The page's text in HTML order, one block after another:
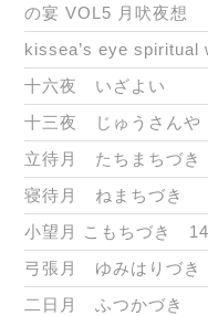
の宴 VOL5 月吠夜想
kissea’s eye spiritual
十六夜 いざよい
十三夜 じゅうさんや
立待月 たちまちづき
寝待月 ねまちづき
小望月 こもちづき 14
弓張月 ゆみはりづき
二日月 ふつかづき